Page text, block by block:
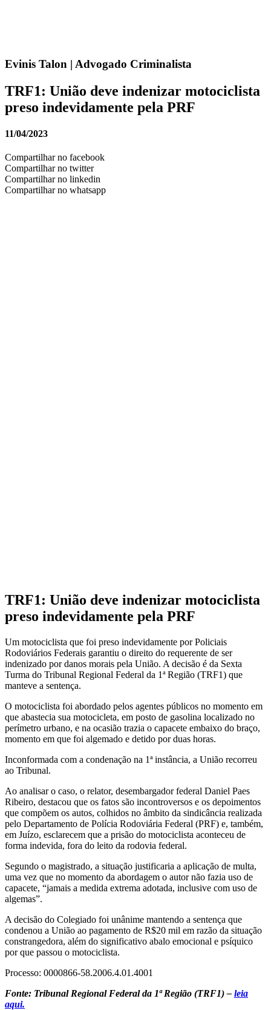
Evinis Talon | Advogado Criminalista
TRF1: União deve indenizar motociclista
preso indevidamente pela PRF
11/04/2023
Compartilhar no facebook
Compartilhar no twitter
Compartilhar no linkedin
Compartilhar no whatsapp
TRF1: União deve indenizar motociclista
preso indevidamente pela PRF
Um motociclista que foi preso indevidamente por Policiais
Rodoviários Federais garantiu o direito do requerente de ser
indenizado por danos morais pela União. A decisão é da Sexta
Turma do Tribunal Regional Federal da 1ª Região (TRF1) que
manteve a sentença.
O motociclista foi abordado pelos agentes públicos no momento em
que abastecia sua motocicleta, em posto de gasolina localizado no
perímetro urbano, e na ocasião trazia o capacete embaixo do braço,
momento em que foi algemado e detido por duas horas.
Inconformada com a condenação na 1ª instância, a União recorreu
ao Tribunal.
Ao analisar o caso, o relator, desembargador federal Daniel Paes
Ribeiro, destacou que os fatos são incontroversos e os depoimentos
que compõem os autos, colhidos no âmbito da sindicância realizada
pelo Departamento de Polícia Rodoviária Federal (PRF) e, também,
em Juízo, esclarecem que a prisão do motociclista aconteceu de
forma indevida, fora do leito da rodovia federal.
Segundo o magistrado, a situação justificaria a aplicação de multa,
uma vez que no momento da abordagem o autor não fazia uso de
capacete, “jamais a medida extrema adotada, inclusive com uso de
algemas”.
A decisão do Colegiado foi unânime mantendo a sentença que
condenou a União ao pagamento de R$20 mil em razão da situação
constrangedora, além do significativo abalo emocional e psíquico
por que passou o motociclista.
Processo: 0000866-58.2006.4.01.4001
Fonte: Tribunal Regional Federal da 1ª Região (TRF1) – leia
aqui.